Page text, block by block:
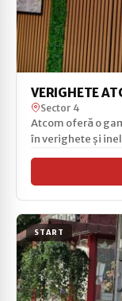
VERIGHETE
Sector 4
Atcom oferă o
în verighete și
START